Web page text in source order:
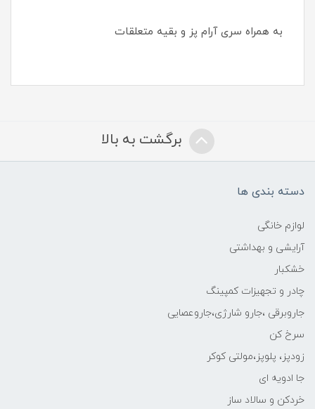
به همراه سری آرام پز و بقیه متعلقات
برگشت به بالا
دسته بندی ها
لوازم خانگی
آرایشی و بهداشتی
خشکبار
چادر و تجهیزات کمپینگ
جاروبرقی ،جارو شارژی،جاروعصایی
سرخ کن
زودپز، پلوپز،مولتی کوکر
جا ادویه ای
خردکن و سالاد ساز